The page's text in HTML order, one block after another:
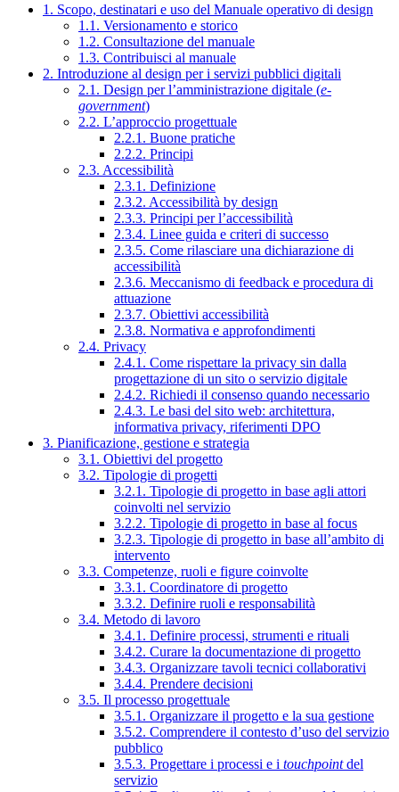
1. Scopo, destinatari e uso del Manuale operativo di design
1.1. Versionamento e storico
1.2. Consultazione del manuale
1.3. Contribuisci al manuale
2. Introduzione al design per i servizi pubblici digitali
2.1. Design per l’amministrazione digitale (e-
government)
2.2. L’approccio progettuale
2.2.1. Buone pratiche
2.2.2. Principi
2.3. Accessibilità
2.3.1. Definizione
2.3.2. Accessibilità by design
2.3.3. Principi per l’accessibilità
2.3.4. Linee guida e criteri di successo
2.3.5. Come rilasciare una dichiarazione di
accessibilità
2.3.6. Meccanismo di feedback e procedura di
attuazione
2.3.7. Obiettivi accessibilità
2.3.8. Normativa e approfondimenti
2.4. Privacy
2.4.1. Come rispettare la privacy sin dalla
progettazione di un sito o servizio digitale
2.4.2. Richiedi il consenso quando necessario
2.4.3. Le basi del sito web: architettura,
informativa privacy, riferimenti DPO
3. Pianificazione, gestione e strategia
3.1. Obiettivi del progetto
3.2. Tipologie di progetti
3.2.1. Tipologie di progetto in base agli attori
coinvolti nel servizio
3.2.2. Tipologie di progetto in base al focus
3.2.3. Tipologie di progetto in base all’ambito di
intervento
3.3. Competenze, ruoli e figure coinvolte
3.3.1. Coordinatore di progetto
3.3.2. Definire ruoli e responsabilità
3.4. Metodo di lavoro
3.4.1. Definire processi, strumenti e rituali
3.4.2. Curare la documentazione di progetto
3.4.3. Organizzare tavoli tecnici collaborativi
3.4.4. Prendere decisioni
3.5. Il processo progettuale
3.5.1. Organizzare il progetto e la sua gestione
3.5.2. Comprendere il contesto d’uso del servizio
pubblico
3.5.3. Progettare i processi e i touchpointdel
servizio